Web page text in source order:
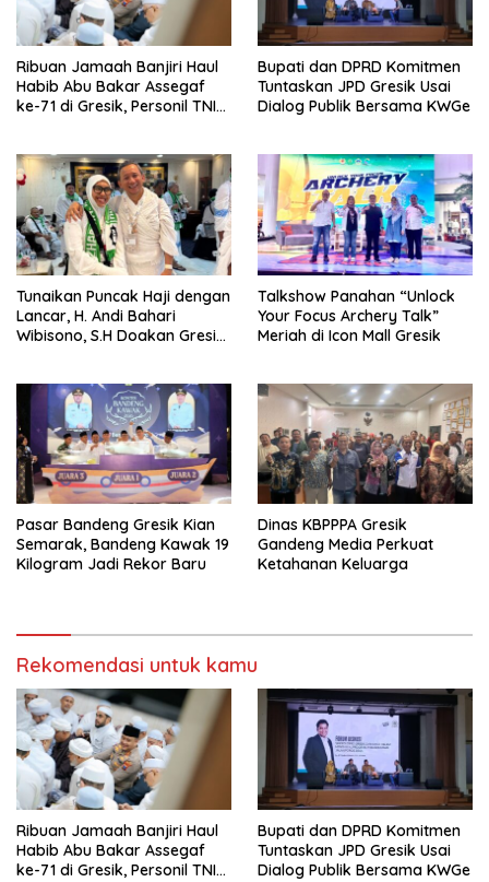
Ribuan Jamaah Banjiri Haul
Habib Abu Bakar Assegaf
ke-71 di Gresik, Personil TNI
Bupati dan DPRD Komitmen
Tuntaskan JPD Gresik Usai
Dialog Publik Bersama KWGe
Tunaikan Puncak Haji dengan
Lancar, H. Andi Bahari
Wibisono, S.H Doakan Gresik
Talkshow Panahan “Unlock
Your Focus Archery Talk”
Meriah di Icon Mall Gresik
Pasar Bandeng Gresik Kian
Semarak, Bandeng Kawak 19
Kilogram Jadi Rekor Baru
Dinas KBPPPA Gresik
Gandeng Media Perkuat
Ketahanan Keluarga
Rekomendasi untuk kamu
Ribuan Jamaah Banjiri Haul
Habib Abu Bakar Assegaf
ke-71 di Gresik, Personil TNI
Bupati dan DPRD Komitmen
Tuntaskan JPD Gresik Usai
Dialog Publik Bersama KWGe